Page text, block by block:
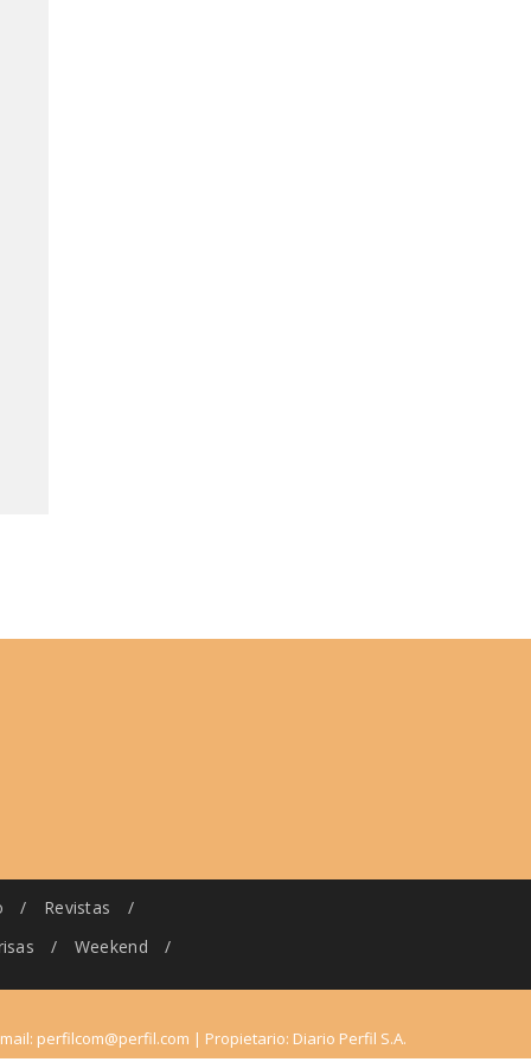
/ Revistas
/
/ Weekend /
perfilcom@perfil.com | Propietario: Diario Perfil S.A.